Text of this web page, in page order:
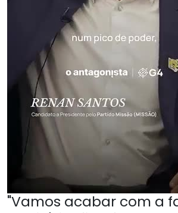
"Vamos acabar com a